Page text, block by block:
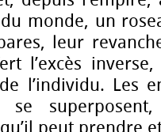
monde, un
leur
l’excès
l’individu. Les
superposent,
peut prendre